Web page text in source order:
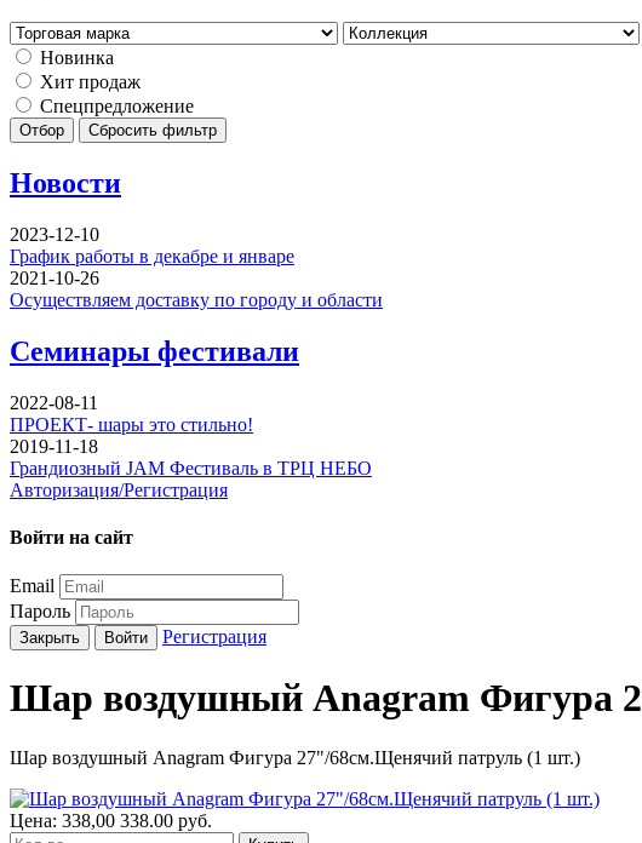
Новинка
Хит продаж
Спецпредложение
Отбор Сбросить фильтр
Новости
2023-12-10
График работы в декабре и январе
2021-10-26
Осуществляем доставку по городу и области
Семинары фестивали
2022-08-11
ПРОЕКТ- шары это стильно!
2019-11-18
Грандиозный JAM Фестиваль в ТРЦ НЕБО
Авторизация/Регистрация
Войти на сайт
Email
Пароль
Закрыть Войти Регистрация
Шар воздушный Anagram Фигура
Шар воздушный Anagram Фигура 27"/68см.Щенячий патруль (1 шт.)
Цена: 338,00 338.00 руб.